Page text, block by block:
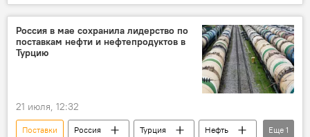
Китай
Южная Корея
Казахстан
кукуруза
Экспорт
Россия в мае сохранила лидерство по
поставкам нефти и нефтепродуктов в
Турцию
21 июля, 12:32
Поставки Россия Турция
Нефть
Еще 1